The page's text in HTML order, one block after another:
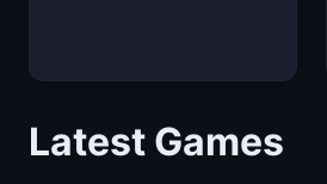
Latest Games